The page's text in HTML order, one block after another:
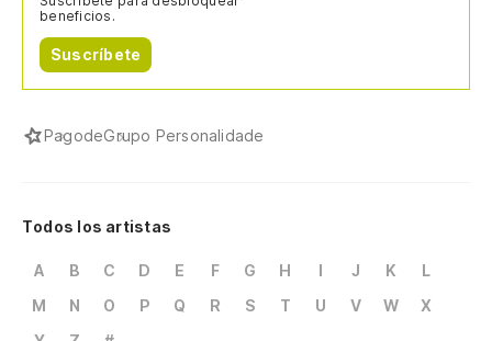
beneficios.
Suscríbete
PagodeGrupo Personalidade
Todos los artistas
A B C D E F G H I J K
L
M
N O P Q R S T U V W
X